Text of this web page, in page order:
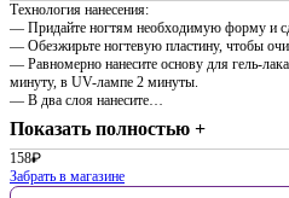
Технология нанесения:
— Придайте ногтям необходимую форму и
— Обезжирьте ногтевую пластину, чтобы
— Равномерно нанесите основу для гель-
минуту, в UV-лампе 2 минуты.
— В два слоя нанесите…
Показать полностью +
158₽
Забрать в магазине